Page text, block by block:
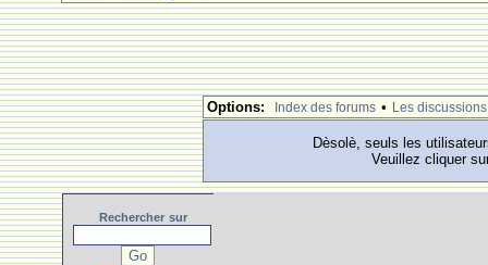
Options: Index des forums • Les discussions
Dèsolè, seuls les
Veuillez cliquer
Rechercher sur